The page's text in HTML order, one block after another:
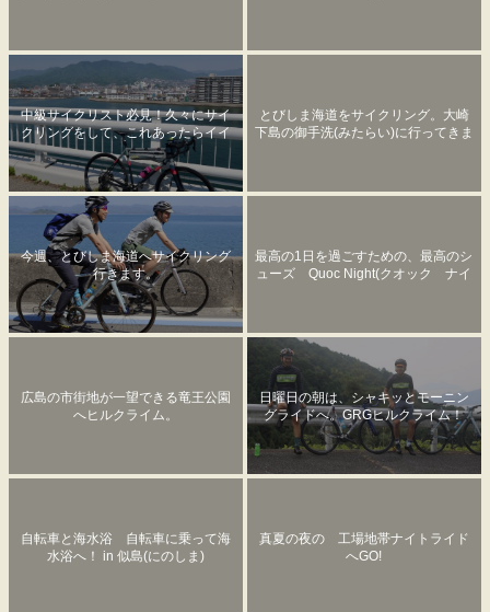
中級サイクリスト必見！久々にサイ
クリングをして、これあったらイイ
なーって物を紹介します。
とびしま海道をサイクリング。大崎
下島の御手洗(みたらい)に行ってきま
今週、とびしま海道へサイクリング
行きます。
最高の1日を過ごすための、最高のシ
ューズ Quoc Night(クオック ナイ
広島の市街地が一望できる竜王公園
へヒルクライム。
日曜日の朝は、シャキッとモーニン
グライドへ。GRGヒルクライム！
自転車と海水浴 自転車に乗って海
水浴へ！ in 似島(にのしま)
真夏の夜の 工場地帯ナイトライド
へGO!